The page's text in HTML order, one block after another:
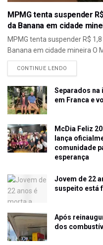
MPMG tenta suspender
da Banana em cidade
MPMG tenta suspender R$
Banana em cidade mineira O
CONTINUE LENDO
Separados na
em Franca e
McDia Feliz
lança
comunidade
esperança
Jovem de 22
suspeito está
Após
dos